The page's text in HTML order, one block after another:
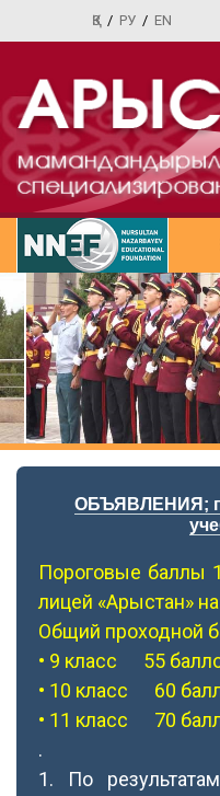
ҚЗ/ РУ / EN
ОБЪЯВЛЕНИЯ;
Пороговые баллы
лицей «Арыстан»
Общий проходной
• 9 класс 55
• 10 класс 60
• 11 класс 70
.
1. По